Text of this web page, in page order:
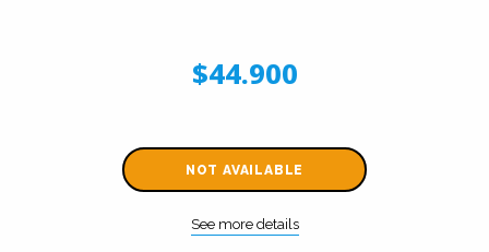
$44.900
NOT AVAILABLE
See more details